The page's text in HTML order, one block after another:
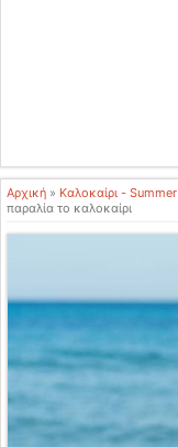
Αρχική » Καλοκαίρι - Summer
παραλία το καλοκαίρι